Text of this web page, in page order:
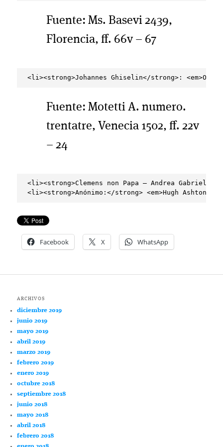
Fuente: Ms. Basevi 2439,
Florencia, ff. 66v – 67
Fuente: Motetti A. numero.
trentatre, Venecia 1502, ff. 22v
– 24
<li><strong>Clemens non Papa — Andrea
Facebook X WhatsApp
ARCHIVOS
diciembre 2019
junio 2019
mayo 2019
abril 2019
marzo 2019
febrero 2019
enero 2019
octubre 2018
septiembre 2018
junio 2018
mayo 2018
abril 2018
febrero 2018